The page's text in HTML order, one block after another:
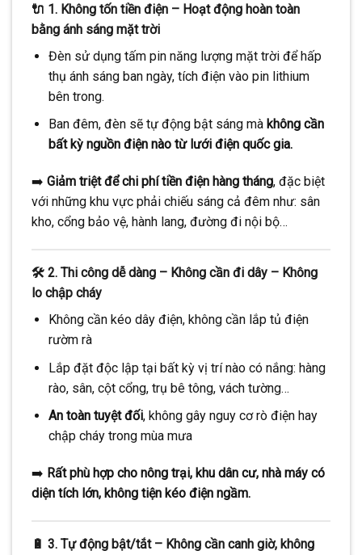
🔌 1. Không tốn tiền điện – Hoạt động hoàn toàn
bằng ánh sáng mặt trời
Đèn sử dụng tấm pin năng lượng mặt trời để hấp
thụ ánh sáng ban ngày, tích điện vào pin lithium
bên trong.
Ban đêm, đèn sẽ tự động bật sáng mà không cần
bất kỳ nguồn điện nào từ lưới điện quốc gia.
➡️ Giảm triệt để chi phí tiền điện hàng tháng, đặc biệt
với những khu vực phải chiếu sáng cả đêm như: sân
kho, cổng bảo vệ, hành lang, đường đi nội bộ…
🛠️ 2. Thi công dễ dàng – Không cần đi dây – Không
lo chập cháy
Không cần kéo dây điện, không cần lắp tủ điện
rườm rà
Lắp đặt độc lập tại bất kỳ vị trí nào có nắng: hàng
rào, sân, cột cổng, trụ bê tông, vách tường…
An toàn tuyệt đối, không gây nguy cơ rò điện hay
chập cháy trong mùa mưa
➡️ Rất phù hợp cho nông trại, khu dân cư, nhà máy có
diện tích lớn, không tiện kéo điện ngầm.
🔋 3. Tự động bật/tắt – Không cần canh giờ, không